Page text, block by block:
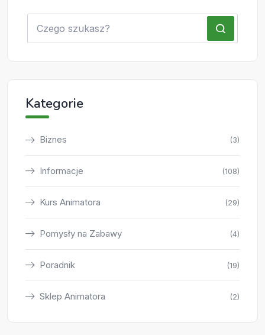
Kategorie
Biznes (3)
Informacje (108)
Kurs Animatora (29)
Pomysły na Zabawy (4)
Poradnik (19)
Sklep Animatora (2)